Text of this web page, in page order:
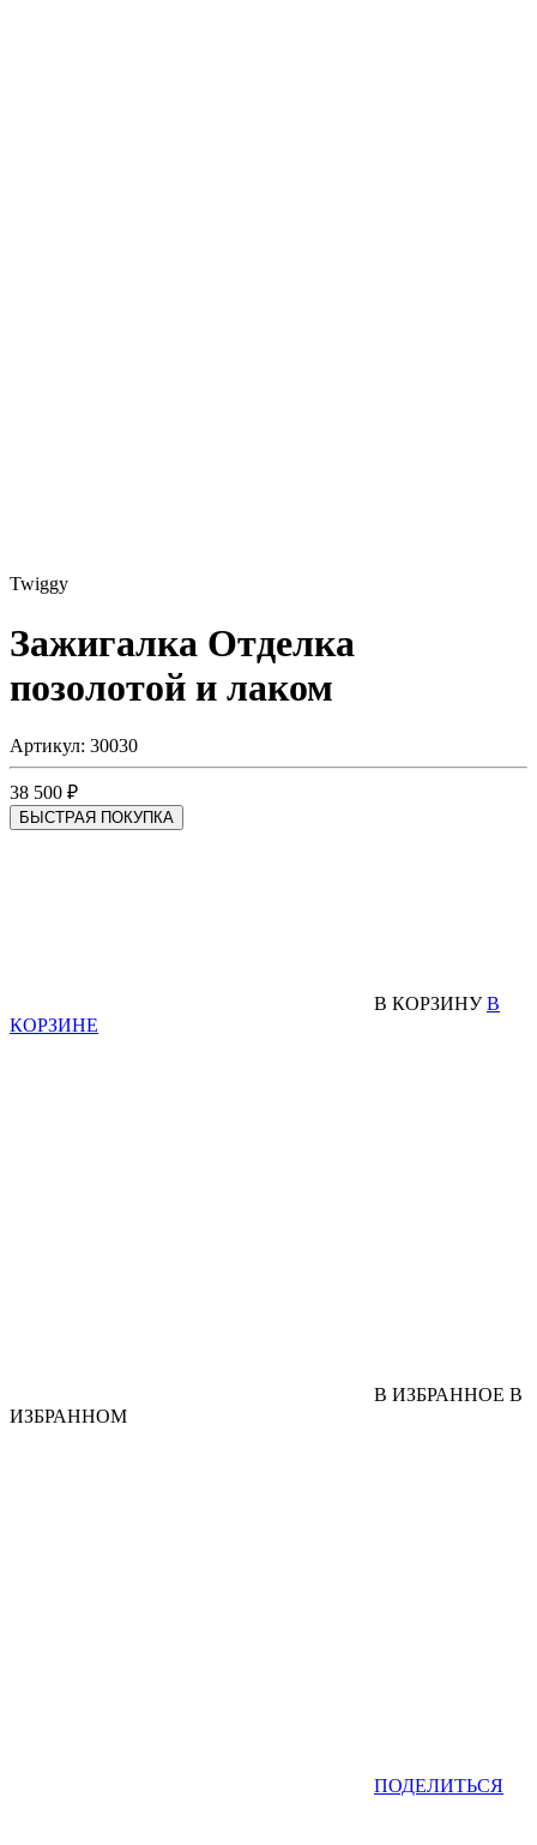
Twiggy
Зажигалка Отделка
позолотой и лаком
Артикул: 30030
38 500 ₽
БЫСТРАЯ ПОКУПКА
В КОРЗИНУ В
КОРЗИНЕ
В ИЗБРАННОЕ В
ИЗБРАННОМ
ПОДЕЛИТЬСЯ